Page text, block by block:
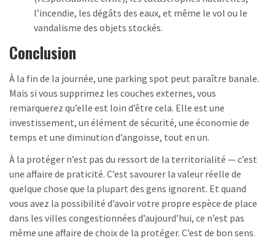
l’incendie, les dégâts des eaux, et même le vol ou le
vandalisme des objets stockés.
Conclusion
À la fin de la journée, une parking spot peut paraître banale.
Mais si vous supprimez les couches externes, vous
remarquerez qu’elle est loin d’être cela. Elle est une
investissement, un élément de sécurité, une économie de
temps et une diminution d’angoisse, tout en un.
À la protéger n’est pas du ressort de la territorialité — c’est
une affaire de praticité. C’est savourer la valeur réelle de
quelque chose que la plupart des gens ignorent. Et quand
vous avez la possibilité d’avoir votre propre espèce de place
dans les villes congestionnées d’aujourd’hui, ce n’est pas
même une affaire de choix de la protéger. C’est de bon sens.